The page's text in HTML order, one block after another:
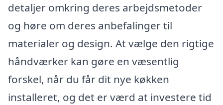
detaljer omkring deres arbejdsmetoder
og høre om deres anbefalinger til
materialer og design. At vælge den rigtige
håndværker kan gøre en væsentlig
forskel, når du får dit nye køkken
installeret, og det er værd at investere tid